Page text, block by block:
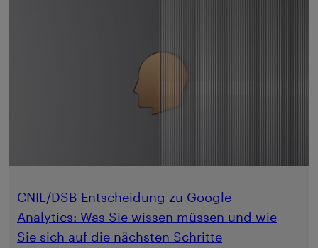
CNIL/DSB-Entscheidung zu Google
Analytics: Was Sie wissen müssen und wie
Sie sich auf die nächsten Schritte